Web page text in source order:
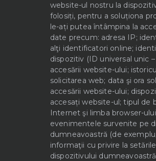
website-ul nostru la
folosiți, pentru a soluționa
le-ați putea întâmpina la
date precum: adresa IP;
alţi identificatori online;
dispozitiv (ID universal unic
accesării website-ului;
solicitarea web; data şi ora
accesării website-ului;
accesați website-ul; tipul de
Internet şi limba browser-
evenimentele survenite pe
dumneavoastră (de
informaţii cu privire la
dispozitivului